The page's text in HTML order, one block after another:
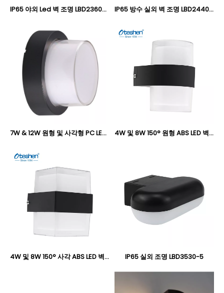
IP65 야외 Led 벽 조명 LBD2360-12 IP65 방수 실외 벽 조명 LBD2440-6
7W & 12W 원형 및 사각형 PC LED 벽 조명, IP44 덮여 야외 벽 램프 Oteshen LBD2340B-7 / LBD2360B-12 / LBD2440B-7 / LBD2460B-12 4W 및 8W 150° 원형 ABS LED 벽 조명, IP44 실내 및 지붕이 있는 실외 벽 보루 Oteshen LBD5320-4 / LBD5340-8
4W 및 8W 150° 사각 ABS LED 벽 조명, IP44 실내 및 지붕이 있는 실외 벽 보루 Oteshen LBD5420-4 / LBD5440-8 IP65 실외 조명 LBD3530-5